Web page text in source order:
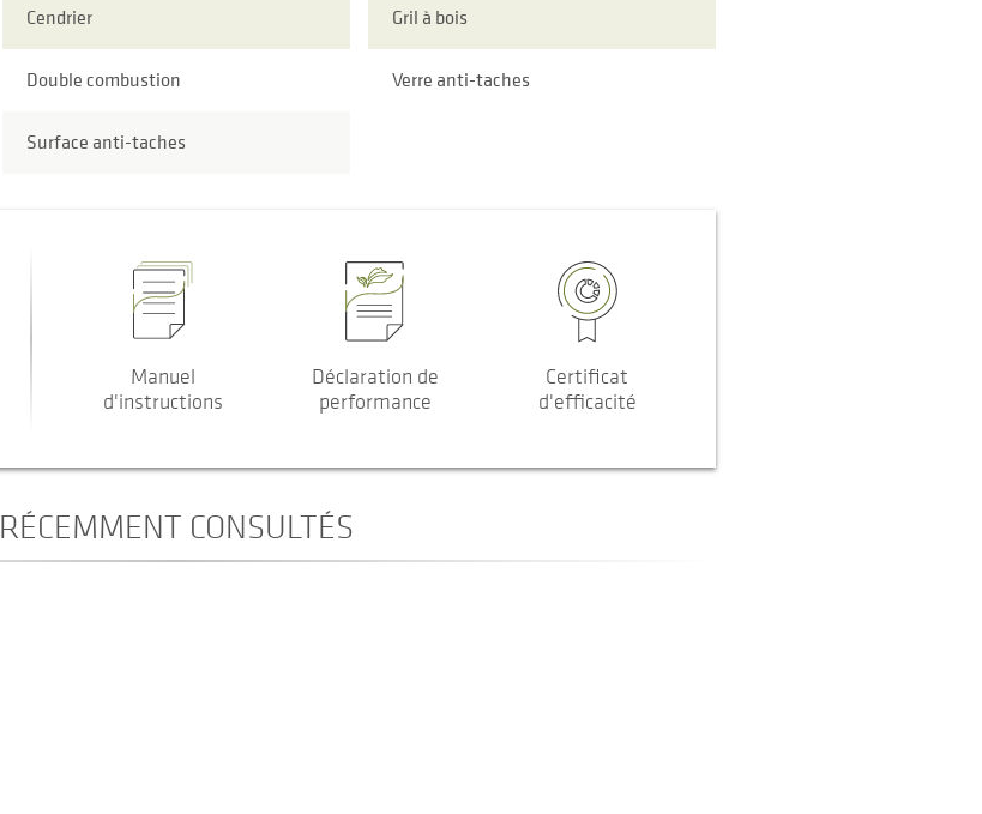
Cendrier Gril à bois
Double combustion Verre anti-taches
Surface anti-taches
Manuel
d'instructions
Déclaration de
performance
Certificat
d'efficacité
RÉCEMMENT CONSULTÉS